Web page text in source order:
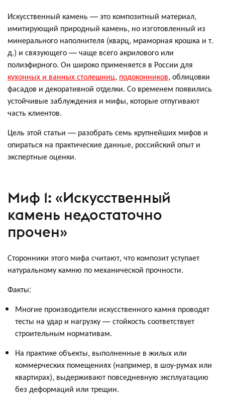
Искусственный камень — это композитный материал,
имитирующий природный камень, но изготовленный из
минерального наполнителя (кварц, мраморная крошка и т.
д.) и связующего — чаще всего акрилового или
полиэфирного. Он широко применяется в России для
кухонных и ванных столешниц, подоконников, облицовки
фасадов и декоративной отделки. Со временем появились
устойчивые заблуждения и мифы, которые отпугивают
часть клиентов.
Цель этой статьи — разобрать семь крупнейших мифов и
опираться на практические данные, российский опыт и
экспертные оценки.
Миф 1: «Искусственный
камень недостаточно
прочен»
Сторонники этого мифа считают, что композит уступает
натуральному камню по механической прочности.
Факты:
Многие производители искусственного камня проводят
тесты на удар и нагрузку — стойкость соответствует
строительным нормативам.
На практике объекты, выполненные в жилых или
коммерческих помещениях (например, в шоу-румах или
квартирах), выдерживают повседневную эксплуатацию
без деформаций или трещин.